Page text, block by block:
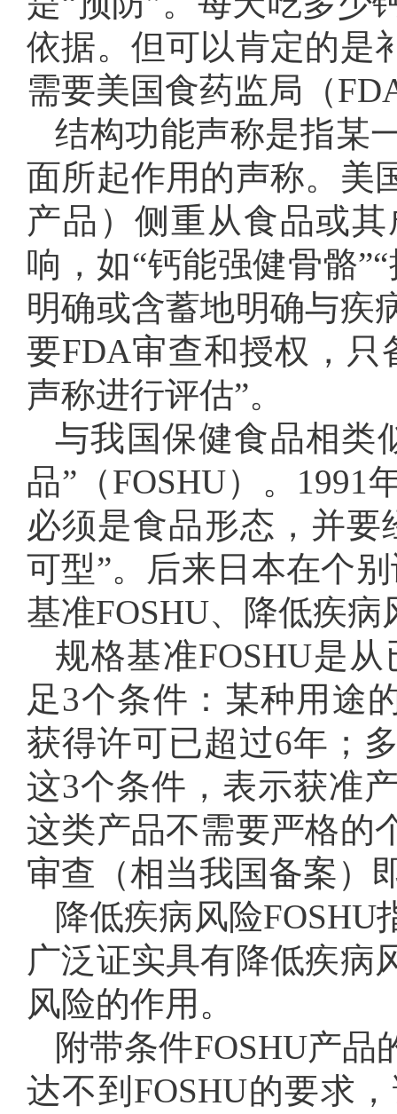
依据。但可以肯定的是
需要美国食药监局（
结构功能声称是指某
面所起作用的声称。美
产品）侧重从食品或
响，如“钙能强健骨骼
明确或含蓄地明确与疾
要FDA审查和授权，只
声称进行评估”。
与我国保健食品相类
品”（FOSHU）。
必须是食品形态，并
可型”。后来日本在个
基准FOSHU、降低疾病
规格基准FOSHU是
足3个条件：某种用途
获得许可已超过6年；
这3个条件，表示获准
这类产品不需要严格的
审查（相当我国备案）
降低疾病风险
广泛证实具有降低疾病
风险的作用。
附带条件FOSHU产
达不到FOSHU的要求